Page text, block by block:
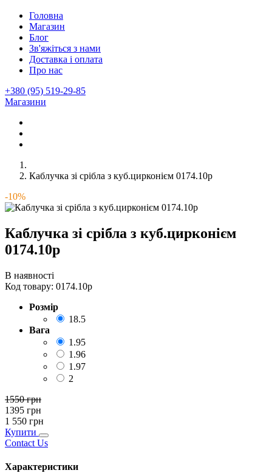
Головна
Магазин
Блог
Зв'яжіться з нами
Доставка і оплата
Про нас
+380 (95) 519-29-85
Магазини
Каблучка зі срібла з куб.цирконієм 0174.10р
-10%
Каблучка зі срібла з куб.цирконієм
0174.10р
В наявності
Код товару: 0174.10р
Розмір
18.5
Вага
1.95
1.96
1.97
2
1550грн
1395 грн
1 550 грн
Купити
Contact Us
Характеристики